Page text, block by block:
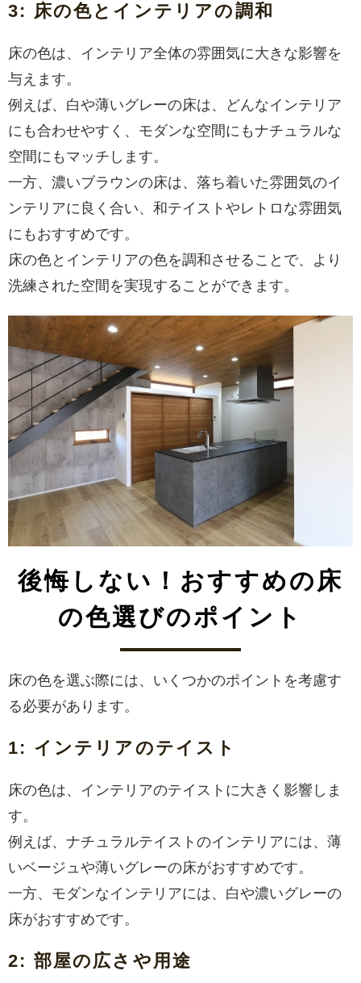
3: 床の色とインテリアの調和
床の色は、インテリア全体の雰囲気に大きな影響を
与えます。
例えば、白や薄いグレーの床は、どんなインテリア
にも合わせやすく、モダンな空間にもナチュラルな
空間にもマッチします。
一方、濃いブラウンの床は、落ち着いた雰囲気のイ
ンテリアに良く合い、和テイストやレトロな雰囲気
にもおすすめです。
床の色とインテリアの色を調和させることで、より
洗練された空間を実現することができます。
後悔しない！おすすめの床
の色選びのポイント
床の色を選ぶ際には、いくつかのポイントを考慮す
る必要があります。
1: インテリアのテイスト
床の色は、インテリアのテイストに大きく影響しま
す。
例えば、ナチュラルテイストのインテリアには、薄
いベージュや薄いグレーの床がおすすめです。
一方、モダンなインテリアには、白や濃いグレーの
床がおすすめです。
2: 部屋の広さや用途